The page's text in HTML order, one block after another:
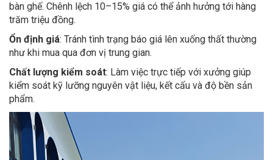
bàn ghế. Chênh lệch 10–15% giá có thể ảnh hưởng tới hàng
trăm triệu đồng.
Ổn định giá: Tránh tình trạng báo giá lên xuống thất thường
như khi mua qua đơn vị trung gian.
Chất lượng kiểm soát: Làm việc trực tiếp với xưởng giúp
kiểm soát kỹ lưỡng nguyên vật liệu, kết cấu và độ bền sản
phẩm.